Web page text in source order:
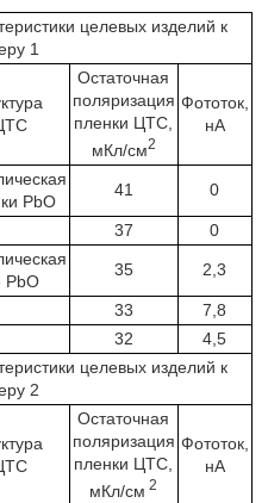
целевых изделий к
1
Остаточная
поляризация
пленки ЦТС,
мКл/см2
Фототок,
нА
PbО
41 0
37 0
PbО
35 2,3
33
7,8
32
4,5
целевых изделий к
2
Остаточная
поляризация
пленки ЦТС,
мКл/см 2
Фототок,
нА